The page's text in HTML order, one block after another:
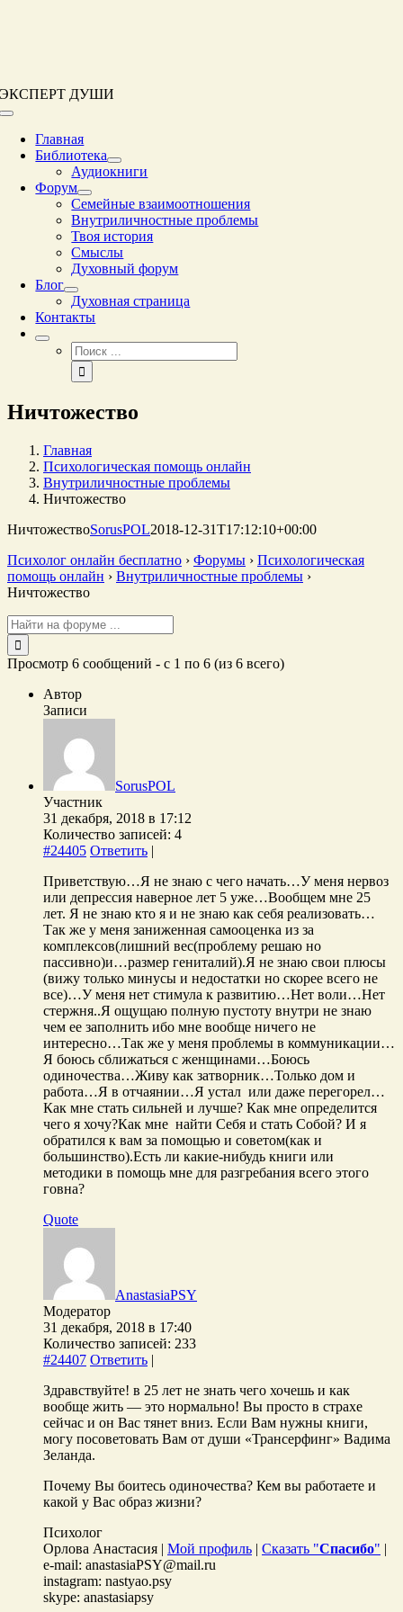
ЭКСПЕРТ ДУШИ
Переключение
навигацииГлавная
Библиотека
Аудиокниги
Форум
Семейные взаимоотношения
Внутриличностные проблемы
Твоя история
Смыслы
Духовный форум
Блог
Духовная страница
Контакты
Результат
поиска:
Ничтожество
Главная
Психологическая помощь онлайн
Внутриличностные проблемы
Ничтожество
НичтожествоSorusPOL2018-12-31T17:12:10+00:00
Психолог онлайн бесплатно › Форумы › Психологическая
помощь онлайн › Внутриличностные проблемы ›
Ничтожество
Поиск:
Просмотр 6 сообщений - с 1 по 6 (из 6 всего)
Автор
Записи
SorusPOL
Участник
31 декабря, 2018 в 17:12
Количество записей: 4
#24405 Ответить |
Приветствую…Я не знаю с чего начать…У меня нервоз
или депрессия наверное лет 5 уже…Вообщем мне 25
лет. Я не знаю кто я и не знаю как себя реализовать…
Так же у меня заниженная самооценка из за
комплексов(лишний вес(проблему решаю но
пассивно)и…размер гениталий).Я не знаю свои плюсы
(вижу только минусы и недостатки но скорее всего не
все)…У меня нет стимула к развитию…Нет воли…Нет
стержня..Я ощущаю полную пустоту внутри не знаю
чем ее заполнить ибо мне вообще ничего не
интересно…Так же у меня проблемы в коммуникации…
Я боюсь сближаться с женщинами…Боюсь
одиночества…Живу как затворник…Только дом и
работа…Я в отчаянии…Я устал или даже перегорел…
Как мне стать сильней и лучше? Как мне определится
чего я хочу?Как мне найти Себя и стать Собой? И я
обратился к вам за помощью и советом(как и
большинство).Есть ли какие-нибудь книги или
методики в помощь мне для разгребания всего этого
говна?
Quote
AnastasiaPSY
Модератор
31 декабря, 2018 в 17:40
Количество записей: 233
#24407 Ответить |
Здравствуйте! в 25 лет не знать чего хочешь и как
вообще жить — это нормально! Вы просто в страхе
сейчас и он Вас тянет вниз. Если Вам нужны книги,
могу посоветовать Вам от души «Трансерфинг» Вадима
Зеланда.
Почему Вы боитесь одиночества? Кем вы работаете и
какой у Вас образ жизни?
Психолог
Орлова Анастасия | Мой профиль | Сказать "Спасибо" |
e-mail: anastasiaPSY@mail.ru
instagram: nastyao.psy
skype: anastasiapsy